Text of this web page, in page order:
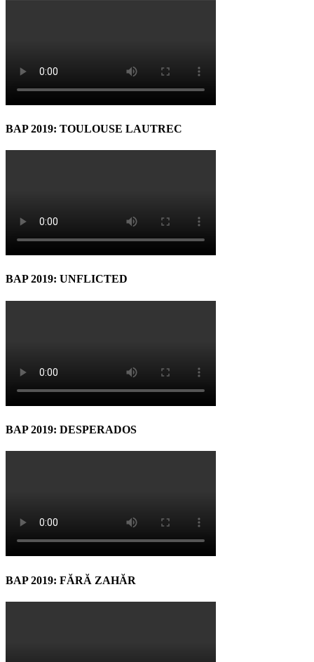
BAP 2019: TOULOUSE LAUTREC
BAP 2019: UNFLICTED
BAP 2019: DESPERADOS
BAP 2019: FĂRĂ ZAHĂR